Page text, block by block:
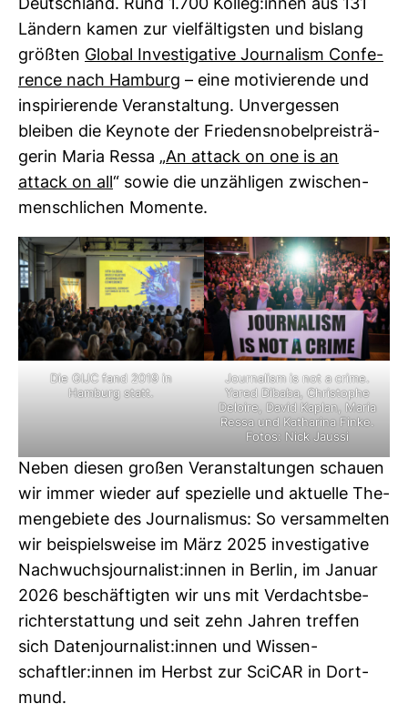
Deutsch­land. Rund 1.700 Kolleg:innen aus 131
Län­dern kamen zur viel­fäl­tigsten und bis­lang
größten Global Inves­ti­ga­tive Jour­na­lism Con­fe­
rence nach Ham­burg – eine moti­vie­rende und
inspi­rie­rende Ver­an­stal­tung. Unver­gessen
bleiben die Key­note der Frie­dens­no­bel­preis­trä­
gerin Maria Ressa „An attack on one is an
attack on all“ sowie die unzäh­ligen zwi­schen­
mensch­li­chen Momente.
Die GIJC fand 2019 in
Hamburg statt.
Journalism is not a crime.
Yared Dibaba, Christophe
Deloire, David Kaplan, Maria
Ressa und Katharina Finke.
Fotos: Nick Jaussi
Neben diesen großen Ver­an­stal­tungen schauen
wir immer wieder auf spe­zi­elle und aktu­elle The­
men­ge­biete des Jour­na­lismus: So ver­sam­melten
wir bei­spiels­weise im März 2025 inves­ti­ga­tive
Nach­wuchs­jour­na­list:innen in Berlin, im Januar
2026 beschäf­tigten wir uns mit Ver­dachts­be­
richt­erstat­tung und seit zehn Jahren treffen
sich Daten­jour­na­list:innen und Wis­sen­
schaftler:innen im Herbst zur SciCAR in Dort­
mund.